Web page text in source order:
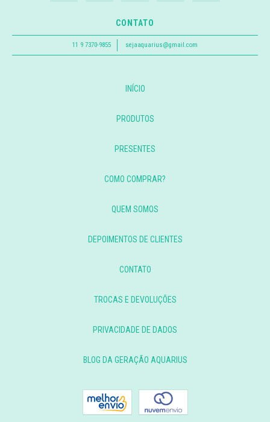
CONTATO
11 9 7370-9855 sejaaquarius@gmail.com
INÍCIO
PRODUTOS
PRESENTES
COMO COMPRAR?
QUEM SOMOS
DEPOIMENTOS DE CLIENTES
CONTATO
TROCAS E DEVOLUÇÕES
PRIVACIDADE DE DADOS
BLOG DA GERAÇÃO AQUARIUS